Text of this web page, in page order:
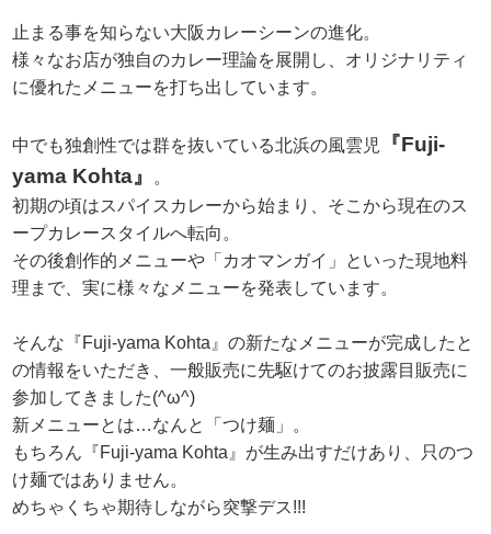
止まる事を知らない大阪カレーシーンの進化。
様々なお店が独自のカレー理論を展開し、オリジナリティ
に優れたメニューを打ち出しています。
中でも独創性では群を抜いている北浜の風雲児
『Fuji-
yama Kohta』
。
初期の頃はスパイスカレーから始まり、そこから現在のス
ープカレースタイルへ転向。
その後創作的メニューや「カオマンガイ」といった現地料
理まで、実に様々なメニューを発表しています。
そんな『Fuji-yama Kohta』の新たなメニューが完成したと
の情報をいただき、一般販売に先駆けてのお披露目販売に
参加してきました(^ω^)
新メニューとは…なんと「つけ麺」。
もちろん『Fuji-yama Kohta』が生み出すだけあり、只のつ
け麺ではありません。
めちゃくちゃ期待しながら突撃デス!!!